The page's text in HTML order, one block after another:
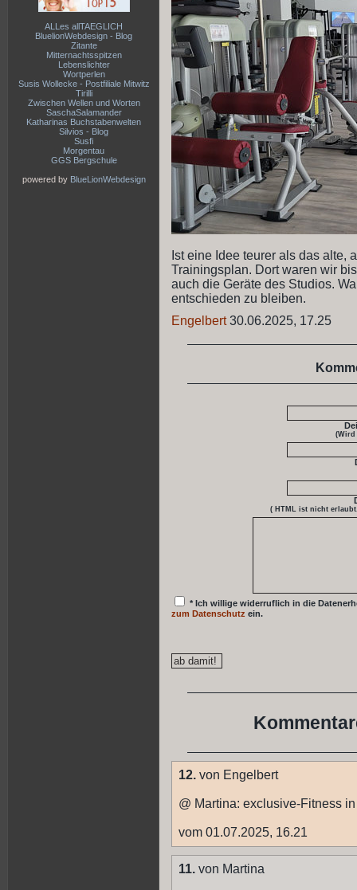
ALLes allTAEGLICH
BluelionWebdesign - Blog
Zitante
Mitternachtsspitzen
Lebenslichter
Wortperlen
Susis Wollecke - Postfiliale Mitwitz
Tirilli
Zwischen Wellen und Worten
SaschaSalamander
Katharinas Buchstabenwelten
Silvios - Blog
Susfi
Morgentau
GGS Bergschule
powered by BlueLionWebdesign
Ist eine Idee teurer als das alte,
Trainingsplan. Dort waren wir
auch die Geräte des Studios.
entschieden zu bleiben.
Engelbert30.06.2025, 17.25
(Wird
( HTML ist nicht
* Ich willige widerruflich in die
zum Datenschutz ein.
12. von Engelbert
@ Martina: exclusive-Fitness
vom 01.07.2025, 16.21
11. von Martina